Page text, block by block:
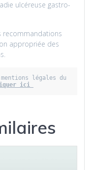
ulcéreuse gastro-
recommandations
appropriée des
légales du
ici